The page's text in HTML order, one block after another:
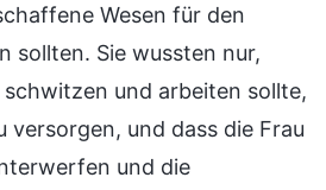
Wesen für den
sollten. Sie wussten nur,
schwitzen und arbeiten sollte,
versorgen, und dass die Frau
und die